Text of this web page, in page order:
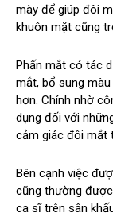
mày để giúp đôi
khuôn mặt cũng
Phấn mắt có tác
mắt, bổ sung
hơn. Chính nhờ
dụng đối với
cảm giác đôi mắt
Bên cạnh việc
cũng thường
ca sĩ trên sân